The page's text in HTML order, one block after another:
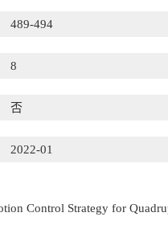
489-494
8
否
2022-01
Control Strategy for